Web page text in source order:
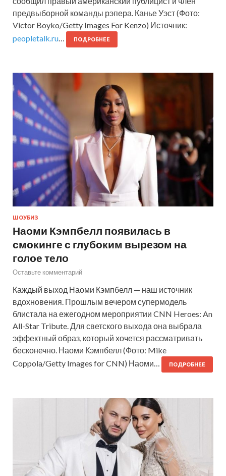
предвыборной команды рэпера. Канье Уэст (Фото:
Victor Boyko/Getty Images For Kenzo) Источник:
peopletalk.ru… ПОДРОБНЕЕ
ШОУБИЗ
Наоми Кэмпбелл появилась в
смокинге с глубоким вырезом на
голое тело
Оставьте комментарий
Каждый выход Наоми Кэмпбелл — наш источник
вдохновения. Прошлым вечером супермодель
блистала на ежегодном мероприятии CNN Heroes: An
All-Star Tribute. Для светского выхода она выбрала
эффектный образ, который хочется рассматривать
бесконечно. Наоми Кэмпбелл (Фото: Mike
Coppola/Getty Images for CNN) Наоми…
ПОДРОБНЕЕ